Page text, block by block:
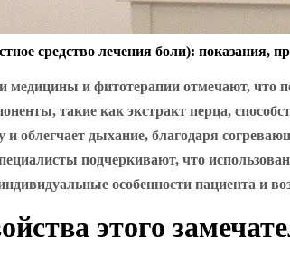
средство лечения боли): показания,
медицины и фитотерапии отмечают, что
такие как экстракт перца,
и облегчает дыхание, благодаря
подчеркивают, что
особенности пациента и
этого